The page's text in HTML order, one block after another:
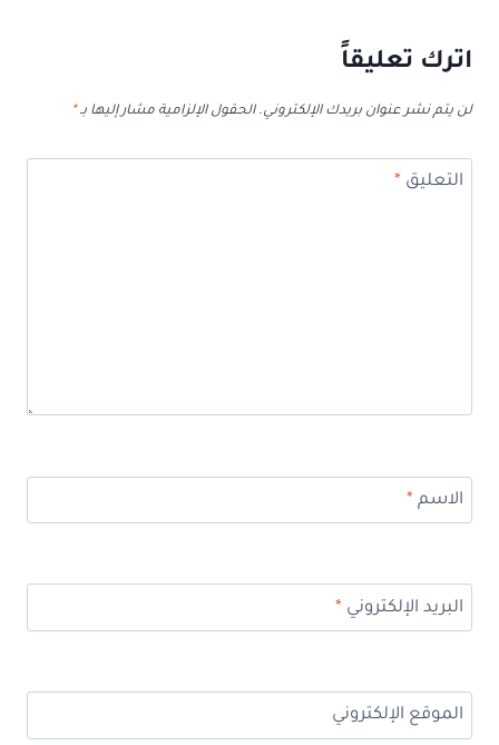
اترك تعليقاً
لن يتم نشر عنوان بريدك الإلكتروني. الحقول الإلزامية مشار إليها بـ*
التعليق*
الاسم*
البريد الإلكتروني*
الموقع الإلكتروني